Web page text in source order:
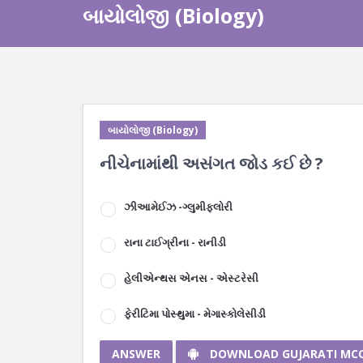
બાયોલોજી (Biology)
બાયોલોજી (Biology)
નીચેનામાંથી અસંગત જોડ કઈ છે ?
ઝીઆમેઈઝ -ગ્લુમીફ્લોરી
રાના ટાઈગ્રીના - રાનીડી
હેલીએન્થસ એનસ - એસ્ટરેસી
ફેરીટિમા પોસ્થુમા - મેગાસ્કોલેસીડી
ANSWER DOWNLOAD GUJARATI